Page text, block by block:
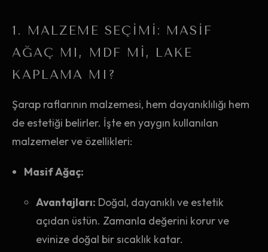
1. MALZEME SEÇIMI: MASIF
AĞAÇ MI, MDF MI, LAKE
KAPLAMA MI?
Şarap raflarının malzemesi, hem dayanıklılığı hem
de estetiği belirler. İşte en yaygın kullanılan
malzemeler ve özellikleri:
Masif Ağaç:
Avantajları: Doğal, dayanıklı ve estetik
açıdan üstün. Zamanla değerini korur ve
evinize doğal bir sıcaklık katar.